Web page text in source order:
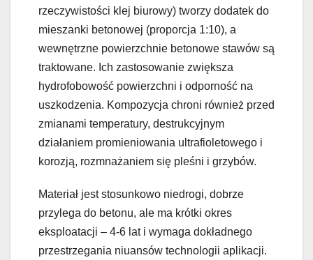
rzeczywistości klej biurowy) tworzy dodatek do
mieszanki betonowej (proporcja 1:10), a
wewnętrzne powierzchnie betonowe stawów są
traktowane. Ich zastosowanie zwiększa
hydrofobowość powierzchni i odporność na
uszkodzenia. Kompozycja chroni również przed
zmianami temperatury, destrukcyjnym
działaniem promieniowania ultrafioletowego i
korozją, rozmnażaniem się pleśni i grzybów.
Materiał jest stosunkowo niedrogi, dobrze
przylega do betonu, ale ma krótki okres
eksploatacji – 4-6 lat i wymaga dokładnego
przestrzegania niuansów technologii aplikacji.